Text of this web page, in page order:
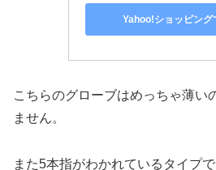
Yahoo!ショッピング
こちらのグローブはめっちゃ薄い
ません。
また5本指がわかれているタイプ